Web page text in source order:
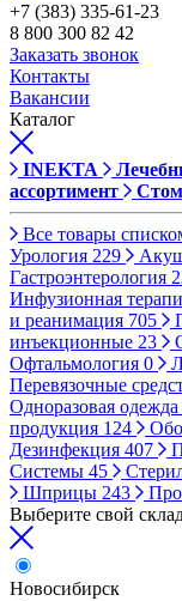
+7 (383) 335-61-23
8 800 300 82 42
Заказать звонок
Контакты
Вакансии
Каталог
INEKTA
ассортимент
Все товары
Урология 229
Гастроэнтерология
Инфузионная
и реанимация 705
инъекционные 23
Офтальмология 0
Перевязочные
Одноразовая одежда
продукция 124
Дезинфекция 407
Системы 45
Шприцы 243
Выберите свой
Новосибирск